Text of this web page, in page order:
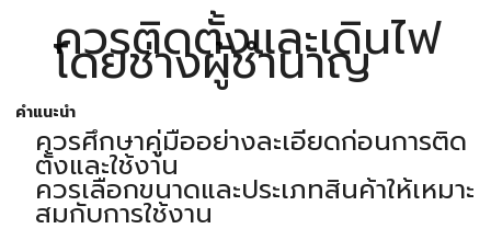
ควรติดตั้งและเดินไฟ
โดยช่างผู้ชำนาญ
คำแนะนำ
ควรศึกษาคู่มืออย่างละเอียดก่อนการติด
ตั้งและใช้งาน
ควรเลือกขนาดและประเภทสินค้าให้เหมาะ
สมกับการใช้งาน